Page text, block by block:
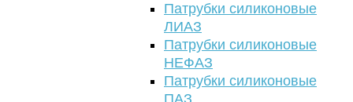
Патрубки силиконовые
ЛИАЗ
Патрубки силиконовые
НЕФАЗ
Патрубки силиконовые
ПАЗ